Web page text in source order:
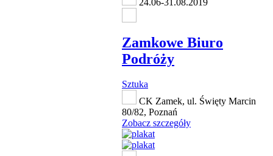
Zamkowe Biuro
Podróży
Sztuka
CK Zamek, ul. Święty Marcin
80/82, Poznań
Zobacz szczegóły